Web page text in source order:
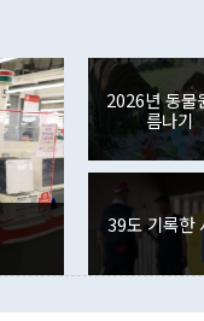
이 9월 러시아 블라디보
며 "정부 차원에서 (참석
은 "그것은 외교부의 몫
잘랐다. 정 장관이 이날
않았다는 점에서 문제가
사합의 복원, 4자회담 추
권이라는 지적이 나오고
뒤 "여기 업무보고에 발
부의 한 소식통은 "정 장
를 거쳐 결정된 사안이
련 부처 장관이 정부의
하고 대통령의 면전에서
였던 올해 3월(369억
인의 해외투자가 80억
각각 증가했다. 증권투
국인의 국내 주식 투자
감소하며 전월(-310억
경신했다. 외국인의 국
분기 말 만기도래 영향
다. 내국인의 해외 증권
다.
2026년 동물
름나기
39도 기록한